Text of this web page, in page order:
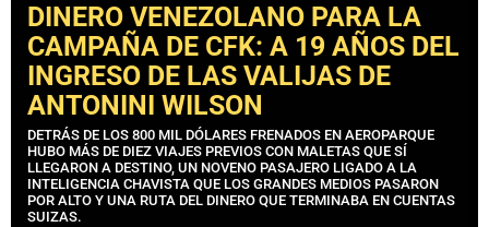
DINERO VENEZOLANO PARA LA
CAMPAÑA DE CFK: A 19 AÑOS DEL
INGRESO DE LAS VALIJAS DE
ANTONINI WILSON
DETRÁS DE LOS 800 MIL DÓLARES FRENADOS EN AEROPARQUE
HUBO MÁS DE DIEZ VIAJES PREVIOS CON MALETAS QUE SÍ
LLEGARON A DESTINO, UN NOVENO PASAJERO LIGADO A LA
INTELIGENCIA CHAVISTA QUE LOS GRANDES MEDIOS PASARON
POR ALTO Y UNA RUTA DEL DINERO QUE TERMINABA EN CUENTAS
SUIZAS.